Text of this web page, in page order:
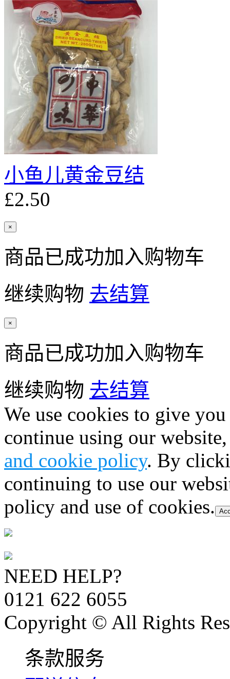
小鱼儿黄金豆结
£2.50
×
商品已成功加入购物车
继续购物 去结算
×
商品已成功加入购物车
继续购物 去结算
We use cookies to give
continue using our
and cookie policy. By
continuing to use our
policy and use of cookies.
NEED HELP?
0121 622 6055
Copyright © All Rights
条款服务